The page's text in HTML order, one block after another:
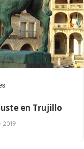
en Trujillo